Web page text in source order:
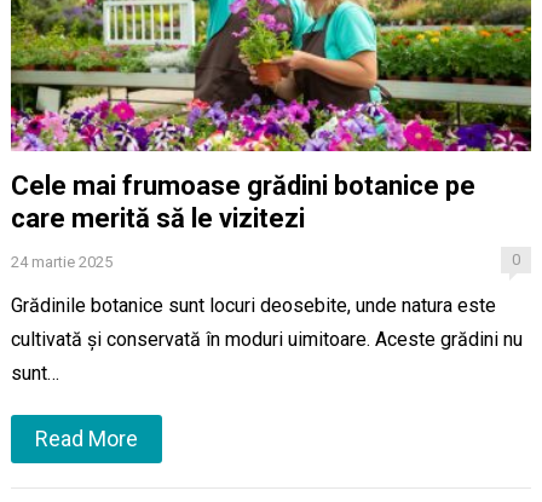
Cele mai frumoase grădini botanice pe
care merită să le vizitezi
24 martie 2025 0
Grădinile botanice sunt locuri deosebite, unde natura este
cultivată și conservată în moduri uimitoare. Aceste grădini nu
sunt…
Read More